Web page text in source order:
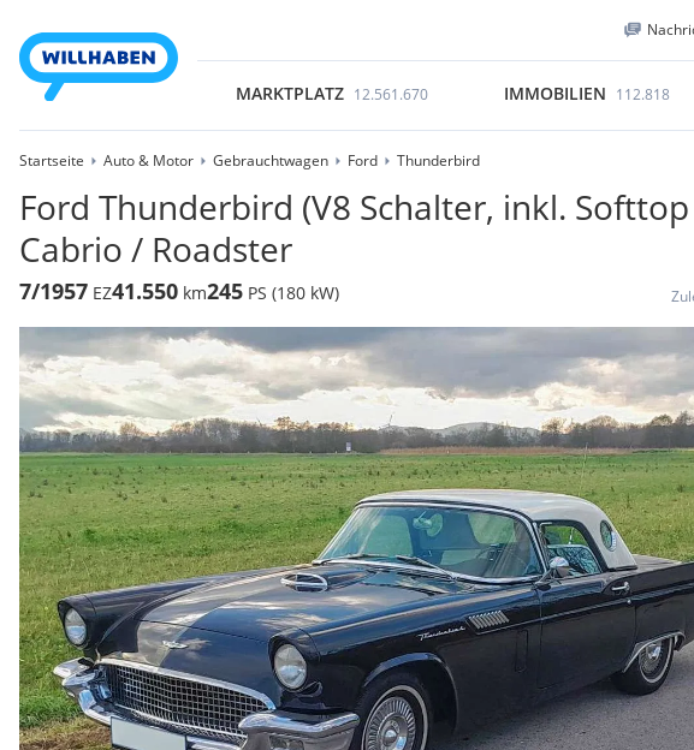
MARKTPLATZ 12.561.670 IMMOBILIEN 112.818
Startseite Auto & Motor Gebrauchtwagen Ford Thunderbird
Ford Thunderbird (V8 Schalter, inkl.
Cabrio / Roadster
7/1957 EZ41.550 km245 PS (180 kW)